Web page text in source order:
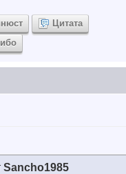
Цитата
Sancho1985